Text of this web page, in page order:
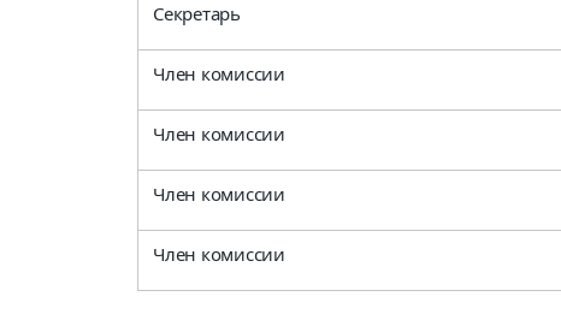
Секретарь
Член комиссии
Член комиссии
Член комиссии
Член комиссии